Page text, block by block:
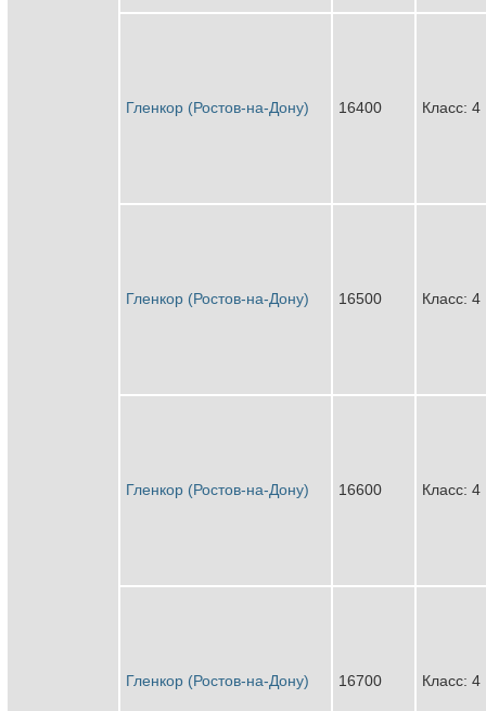
Гленкор (Ростов-на-Дону) 16400 Класс: 4
Гленкор (Ростов-на-Дону) 16500 Класс: 4
Гленкор (Ростов-на-Дону) 16600 Класс: 4
Гленкор (Ростов-на-Дону) 16700 Класс: 4